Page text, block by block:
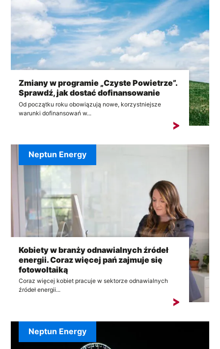
Zmiany w programie „Czyste Powietrze”.
Sprawdź, jak dostać dofinansowanie
Od początku roku obowiązują nowe, korzystniejsze
warunki dofinansowań w...
Kobiety w branży odnawialnych źródeł
energii. Coraz więcej pań zajmuje się
fotowoltaiką
Coraz więcej kobiet pracuje w sektorze odnawialnych
źródeł energii...
Neptun Energy
Neptun Energy